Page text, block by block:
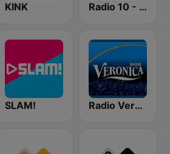
KINK Radio 10 - Top 4000
SLAM! Radio Veronica